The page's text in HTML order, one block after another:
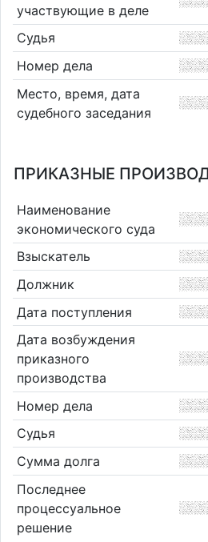
участвующие в деле
Судья
Номер дела
Место, время, дата
судебного заседания
ПРИКАЗНЫЕ
Наименование
экономического суда
Взыскатель
Должник
Дата поступления
Дата возбуждения
приказного
производства
Номер дела
Судья
Сумма долга
Последнее
процессуальное
решение